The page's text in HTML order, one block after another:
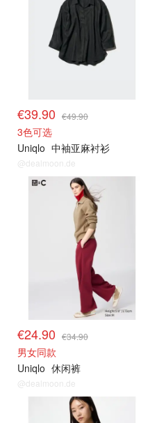
€39.90 €49.90
3色可选
Uniqlo 中袖亚麻衬衫
@dealmoon.de
其他精选
€24.90 €34.90
男女同款
Uniqlo 休闲裤
@dealmoon.de